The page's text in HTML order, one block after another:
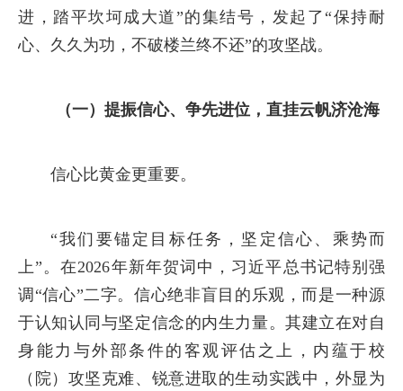
进，踏平坎坷成大道”的集结号，发起了“保持耐
心、久久为功，不破楼兰终不还”的攻坚战。
（一）提振信心、争先进位，直挂云帆济沧海
信心比黄金更重要。
“我们要锚定目标任务，坚定信心、乘势而
上”。在2026年新年贺词中，习近平总书记特别强
调“信心”二字。信心绝非盲目的乐观，而是一种源
于认知认同与坚定信念的内生力量。其建立在对自
身能力与外部条件的客观评估之上，内蕴于校
（院）攻坚克难、锐意进取的生动实践中，外显为